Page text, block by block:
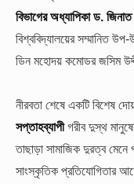
বিভাগের অধ্যাপিকা ড. জিনাত
বিশ্ববিদ্যালয়ের সম্মানিত
ডিন মহোদয় কমোডর জসিম
নীরবতা শেষে একটি বিশেষ
সপ্তাহব্যাপীগরীব দুস্থ
তাছাড়া সামাজিক দুরত্ব মেনে
সাংস্কৃতিক প্রতিযোগিতার